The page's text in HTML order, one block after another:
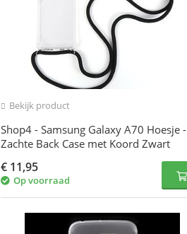
Bekijk product
Shop4 - Samsung Galaxy A70 Hoesje -
Zachte Back Case met Koord Zwart
€ 11,95
Op voorraad